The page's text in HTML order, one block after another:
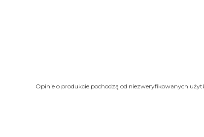
Opinie o produkcie pochodzą od niezweryfikowanych